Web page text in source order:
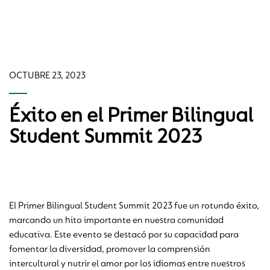
OCTUBRE 23, 2023
Éxito en el Primer Bilingual
Student Summit 2023
El Primer Bilingual Student Summit 2023 fue un rotundo éxito,
marcando un hito importante en nuestra comunidad
educativa. Este evento se destacó por su capacidad para
fomentar la diversidad, promover la comprensión
intercultural y nutrir el amor por los idiomas entre nuestros